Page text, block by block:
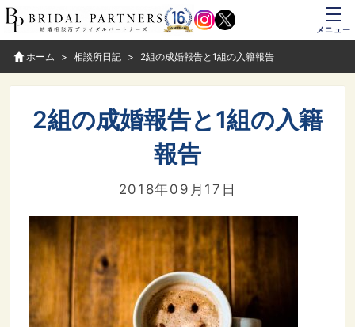
メニュー
ホーム 相談所日記 2組の成婚報告と1組の入籍報告
2組の成婚報告と1組の入籍
報告
2018年09月17日